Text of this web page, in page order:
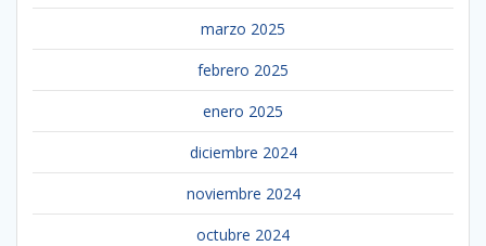
marzo 2025
febrero 2025
enero 2025
diciembre 2024
noviembre 2024
octubre 2024